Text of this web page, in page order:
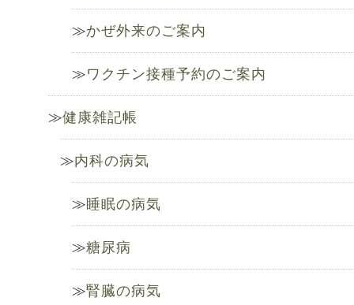
かぜ外来のご案内
ワクチン接種予約のご案内
健康雑記帳
内科の病気
睡眠の病気
糖尿病
腎臓の病気